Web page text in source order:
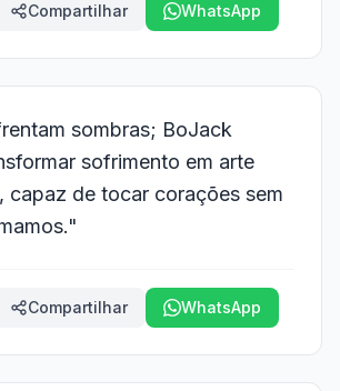
Compartilhar WhatsApp
sombras; BoJack
sofrimento em arte
capaz de tocar corações sem
Compartilhar WhatsApp